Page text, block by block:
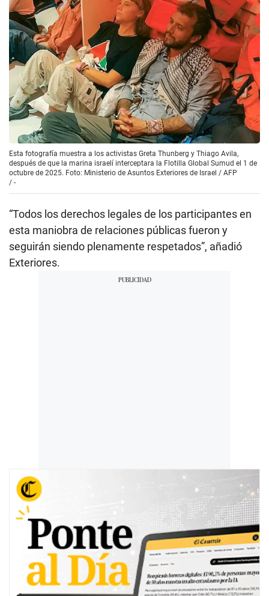
Esta fotografía muestra a los activistas Greta Thunberg y Thiago Avila,
después de que la marina israelí interceptara la Flotilla Global Sumud el 1 de
octubre de 2025. Foto: Ministerio de Asuntos Exteriores de Israel / AFP
/ -
“Todos los derechos legales de los participantes en
esta maniobra de relaciones públicas fueron y
seguirán siendo plenamente respetados”, añadió
Exteriores.